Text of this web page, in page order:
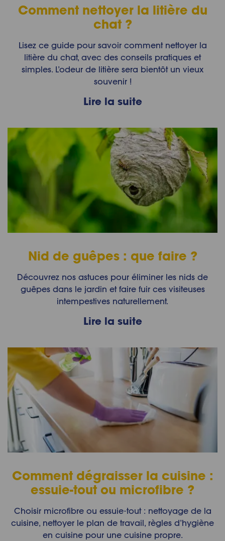
Comment nettoyer la litière du
chat ?
Lisez ce guide pour savoir comment nettoyer la
litière du chat, avec des conseils pratiques et
simples. L’odeur de litière sera bientôt un vieux
souvenir !
Lire la suite
Nid de guêpes : que faire ?
Découvrez nos astuces pour éliminer les nids de
guêpes dans le jardin et faire fuir ces visiteuses
intempestives naturellement.
Lire la suite
Comment dégraisser la cuisine :
essuie-tout ou microfibre ?
Choisir microfibre ou essuie‑tout : nettoyage de la
cuisine, nettoyer le plan de travail, règles d’hygiène
en cuisine pour une cuisine propre.